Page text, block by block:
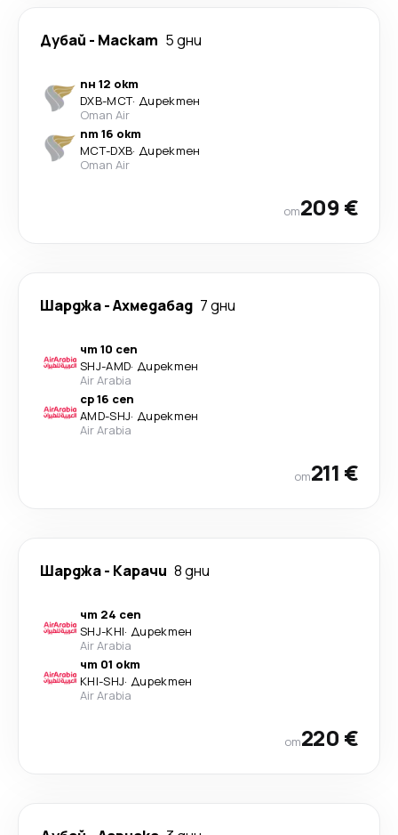
Дубай - Маскат 5 дни
пн 12 окт
DXB-MCT· Директен
Oman Air
пт 16 окт
MCT-DXB· Директен
Oman Air
от209 €
Шарджа-Ахмедабад 7 дни
чт 10 сеп
SHJ-AMD· Директен
Air Arabia
ср 16 сеп
AMD-SHJ· Директен
Air Arabia
от211 €
Шарджа- Карачи 8 дни
чт 24 сеп
SHJ-KHI· Директен
Air Arabia
чт 01 окт
KHI-SHJ· Директен
Air Arabia
от220 €